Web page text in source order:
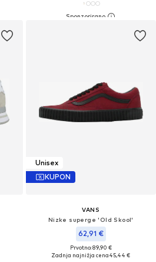
Unisex
KUPON
VANS
Nizke superge 'Old Skool'
62,91 €
Prvotno: 89,90 €
Zadnja najnižja cena45,44 €